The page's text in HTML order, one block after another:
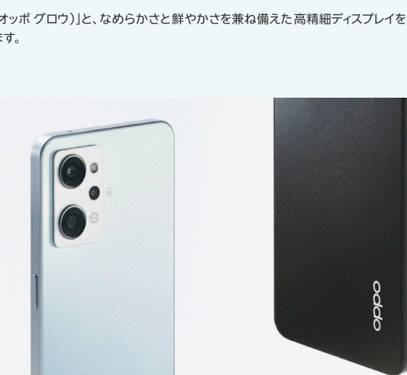
ポ グロウ）」と、なめらかさと鮮やかさを兼ね備えた高精細ディスプレイ
。